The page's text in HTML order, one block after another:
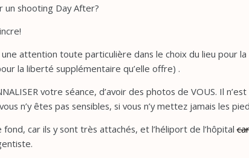
shooting Day After?
attention toute particulière dans le choix du lieu pour
la liberté supplémentaire qu’elle offre) .
votre séance, d’avoir des photos de VOUS. Il
n’y êtes pas sensibles, si vous n’y mettez jamais les
car ils y sont très attachés, et l’héliport de l’hôpital